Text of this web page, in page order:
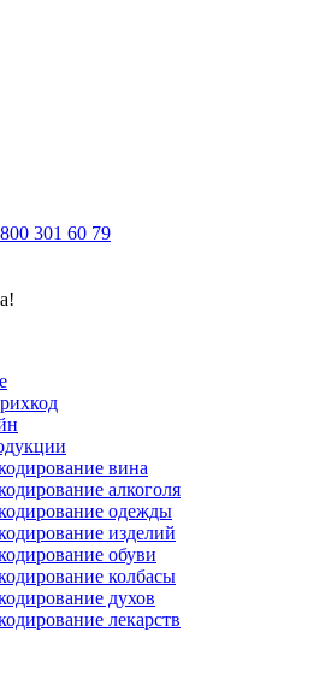
301 60 79
вина
алкоголя
одежды
изделий
обуви
колбасы
духов
лекарств